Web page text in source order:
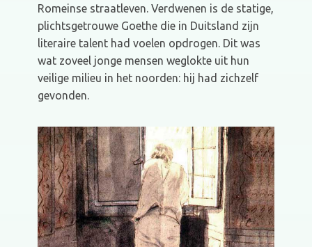
Romeinse straatleven. Verdwenen is de statige,
plichtsgetrouwe Goethe die in Duitsland zijn
literaire talent had voelen opdrogen. Dit was
wat zoveel jonge mensen weglokte uit hun
veilige milieu in het noorden: hij had zichzelf
gevonden.